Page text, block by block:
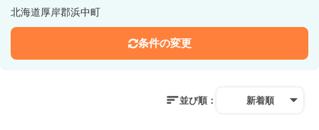
北海道厚岸郡浜中町
条件の変更
並び順： 新着順